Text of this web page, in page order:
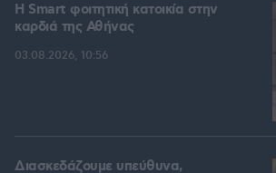
Η Smart φοιτητική κατοικία στην
καρδιά της Αθήνας
03.08.2026, 10:56
Διασκεδάζουμε υπεύθυνα,